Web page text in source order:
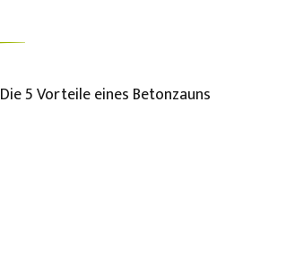
Die 5 Vorteile eines Betonzauns